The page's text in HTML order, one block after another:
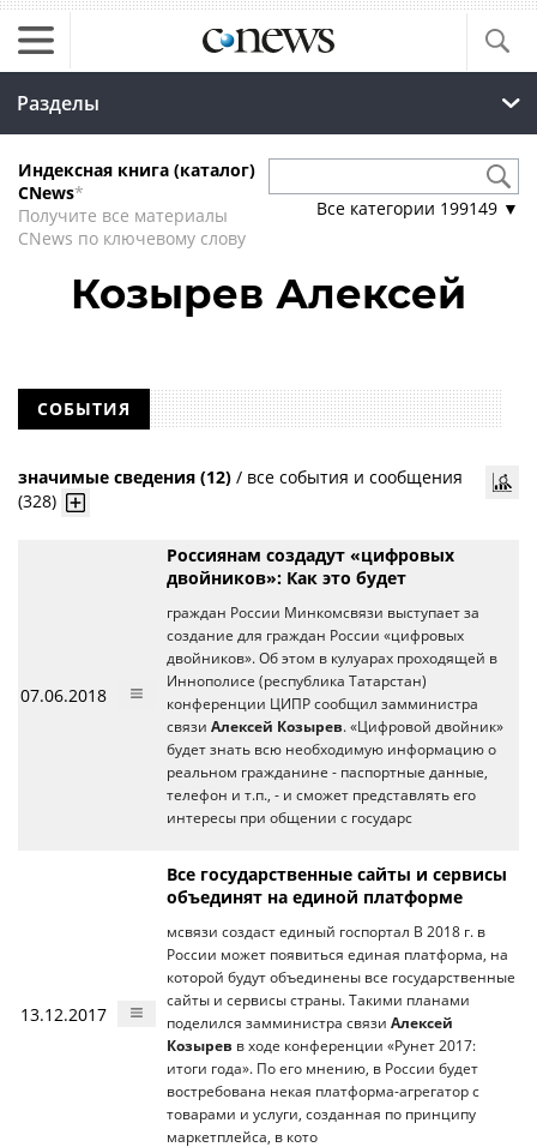
Разделы
Индексная книга (каталог)
CNews*
Получите все материалы
CNews по ключевому слову
Все категории 199149 ▼
Козырев Алексей
СОБЫТИЯ
значимые сведения (12) / все события и сообщения
(328)
07.06.2018
Россиянам создадут «цифровых
двойников»: Как это будет
граждан России Минкомсвязи выступает за
создание для граждан России «цифровых
двойников». Об этом в кулуарах проходящей в
Иннополисе (республика Татарстан)
конференции ЦИПР сообщил замминистра
связи Алексей Козырев. «Цифровой двойник»
будет знать всю необходимую информацию о
реальном гражданине - паспортные данные,
телефон и т.п., - и сможет представлять его
интересы при общении с государс
13.12.2017
Все государственные сайты и сервисы
объединят на единой платформе
мсвязи создаст единый госпортал В 2018 г. в
России может появиться единая платформа, на
которой будут объединены все государственные
сайты и сервисы страны. Такими планами
поделился замминистра связи Алексей
Козырев в ходе конференции «Рунет 2017:
итоги года». По его мнению, в России будет
востребована некая платформа-агрегатор с
товарами и услуги, созданная по принципу
маркетплейса, в кото